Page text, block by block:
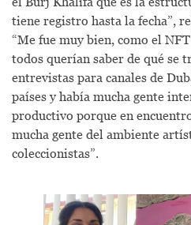
tiene registro hasta la fecha”,
“Me fue muy bien, como el
todos querían saber de qué se
entrevistas para canales de
países y había mucha gente
productivo porque en
mucha gente del ambiente
coleccionistas”.